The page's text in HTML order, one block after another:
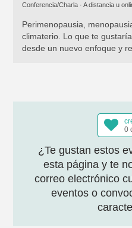
Conferencia/Charla · A distancia u
Perimenopausia,
climaterio. Lo que te
desde un nuevo enfoque y
0
¿Te gustan estos
esta página y te
correo electrónico
eventos o